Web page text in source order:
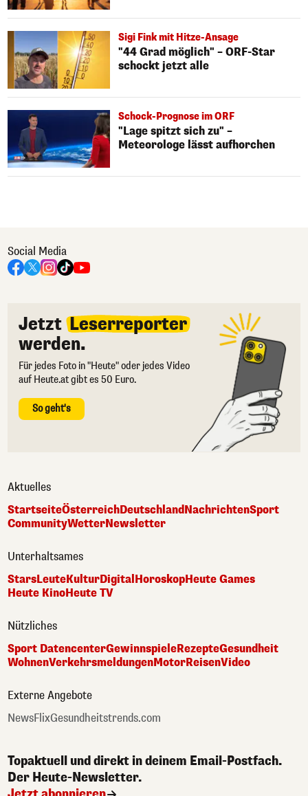
Sigi Fink mit Hitze-Ansage
"44 Grad möglich" – ORF-Star
schockt jetzt alle
Schock-Prognose im ORF
"Lage spitzt sich zu" –
Meteorologe lässt aufhorchen
Social Media
Jetzt Leserreporter
werden.
Für jedes Foto in "Heute" oder jedes Video
auf Heute.at gibt es 50 Euro.
So geht's
Aktuelles
StartseiteÖsterreichDeutschlandNachrichtenSport
CommunityWetterNewsletter
Unterhaltsames
StarsLeuteKulturDigital HoroskopHeute Games
Heute KinoHeute TV
Nützliches
Sport DatencenterGewinnspieleRezepteGesundheit
WohnenVerkehrsmeldungenMotorReisenVideo
Externe Angebote
NewsFlixGesundheitstrends.com
Topaktuell und direkt in deinem Email-Postfach.
Der Heute-Newsletter.